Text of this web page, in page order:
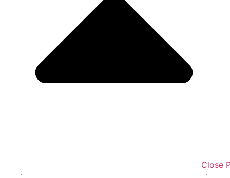
Close